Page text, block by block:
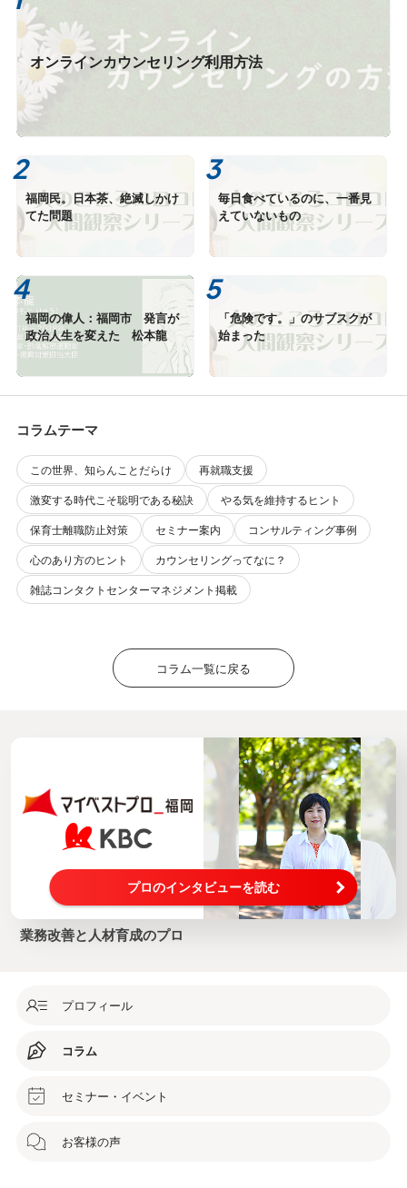
オンラインカウンセリング利用方法
福岡民。日本茶、絶滅しかけ
てた問題
毎日食べているのに、一番見
えていないもの
福岡の偉人：福岡市 発言が
政治人生を変えた 松本龍
「危険です。」のサブスクが
始まった
コラムテーマ
この世界、知らんことだらけ
再就職支援
激変する時代こそ聡明である秘訣
やる気を維持するヒント
保育士離職防止対策
セミナー案内
コンサルティング事例
心のあり方のヒント
カウンセリングってなに？
雑誌コンタクトセンターマネジメント掲載
コラム一覧に戻る
プロのインタビューを読む
業務改善と人材育成のプロ
プロフィール
コラム
セミナー・イベント
お客様の声